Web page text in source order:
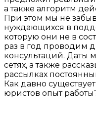
а также алгоритм
При этом мы не
нуждающихся в
которую они не в
раз в год проводим
консультаций. Даты
сетях, а также
рассылках
Как давно
юристов опыт